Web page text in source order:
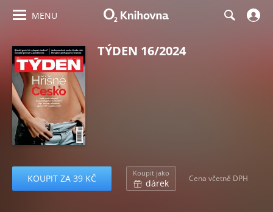
MENU
TÝDEN 16/2024
KOUPIT ZA 39 KČ Koupit jako
dárek Cena včetně DPH